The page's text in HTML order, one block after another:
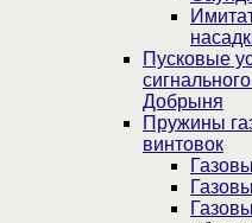
Пусковые
Добрыня
Пружины
винтовок